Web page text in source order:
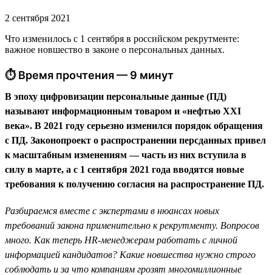
2 сентября 2021
Что изменилось с 1 сентября в российском рекрутменте:
важное новшество в законе о персональных данных.
⏱ Время прочтения — 9 минут
В эпоху цифровизации персональные данные (ПД)
называют информационным товаром и «нефтью XXI
века». В 2021 году серьезно изменился порядок обращения
с ПД. Законопроект о распространении персданных привел
к масштабным изменениям — часть из них вступила в
силу в марте, а с 1 сентября 2021 года вводятся новые
требования к получению согласия на распространение ПД.
Разбираемся вместе с экспертами в нюансах новых
требований закона применительно к рекрутменту. Вопросов
много. Как теперь HR-менеджерам работать с личной
информацией кандидатов? Какие новшества нужно строго
соблюдать и за что компаниям грозят многомиллионные